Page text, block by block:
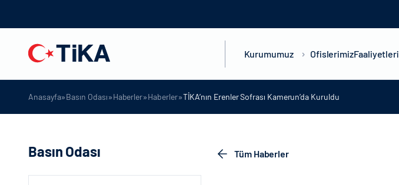
Kurumumuz Ofislerimiz
Anasayfa»Basın Odası»Haberler»Haberler»TİKA’nın Erenler Sofrası Kamerun’da Kuruldu
Basın Odası Tüm Haberler